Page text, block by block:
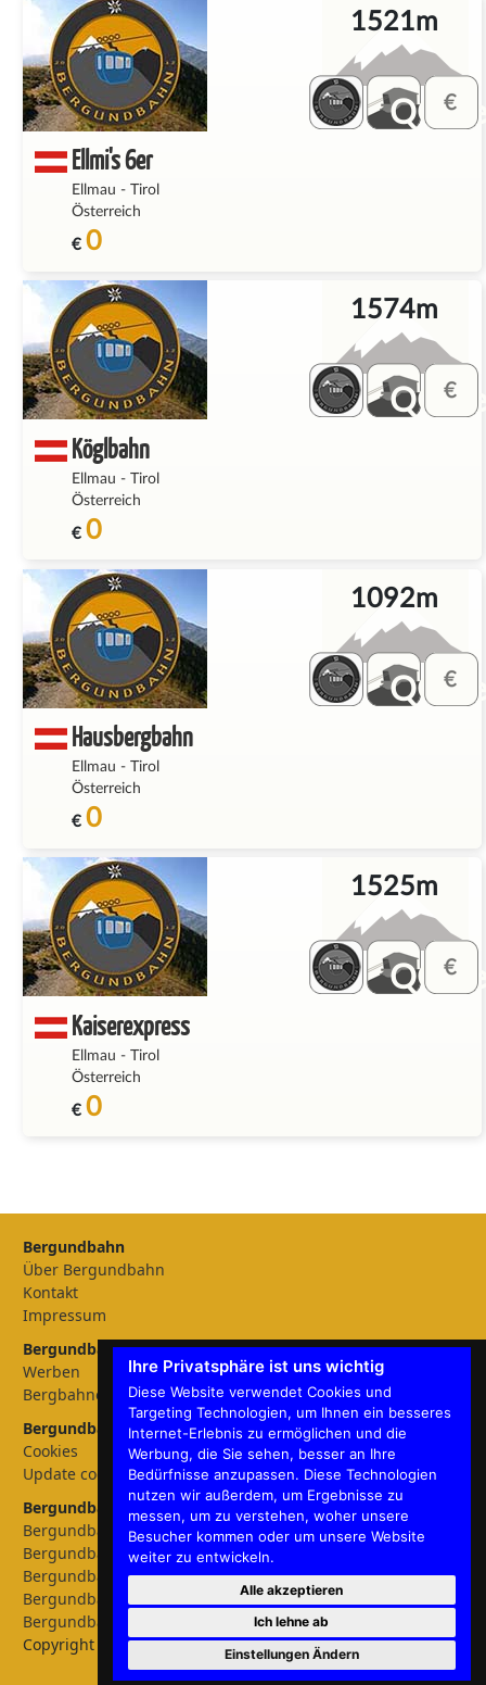
Ihre Privatsphäre ist uns wichtig
Diese Website verwendet Cookies und
Targeting Technologien, um Ihnen ein besseres
Internet-Erlebnis zu ermöglichen und die
Werbung, die Sie sehen, besser an Ihre
Bedürfnisse anzupassen. Diese Technologien
nutzen wir außerdem, um Ergebnisse zu
messen, um zu verstehen, woher unsere
Besucher kommen oder um unsere Website
weiter zu entwickeln.
Alle akzeptieren
Ich lehne ab
Einstellungen Ändern
Ellmi's 6er
Ellmau -
Tirol
Österreich
€ 0
1521m
Köglbahn
Ellmau - Tirol
Österreich
€ 0
1574m
Hausbergbahn
Ellmau -
Tirol
Österreich
€ 0
1092m
Kaiserexpress
Ellmau - Tirol
Österreich
€ 0
1525m
Bergundbahn
Über Bergundbahn
Kontakt
Impressum
Bergundbahn Magazin
Werben
Bergbahnen
Bergundbahn Einstellungen
Cookies
Update cookies preferences
Bergundbahn - Sprachen
Bergundbahn Deutschland
Bergundbahn Österreich
Bergundbahn Nederland
Bergundbahn België
Bergundbahn English
Copyright © 2026 Bergundbahn